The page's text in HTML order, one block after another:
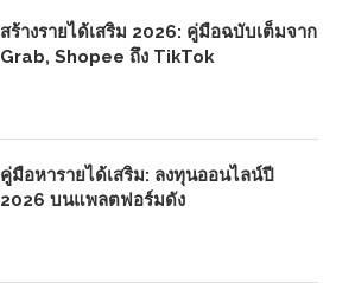
สร้างรายได้เสริม 2026: คู่มือฉบับเต็มจาก
Grab, Shopee ถึง TikTok
คู่มือหารายได้เสริม: ลงทุนออนไลน์ปี
2026 บนแพลตฟอร์มดัง